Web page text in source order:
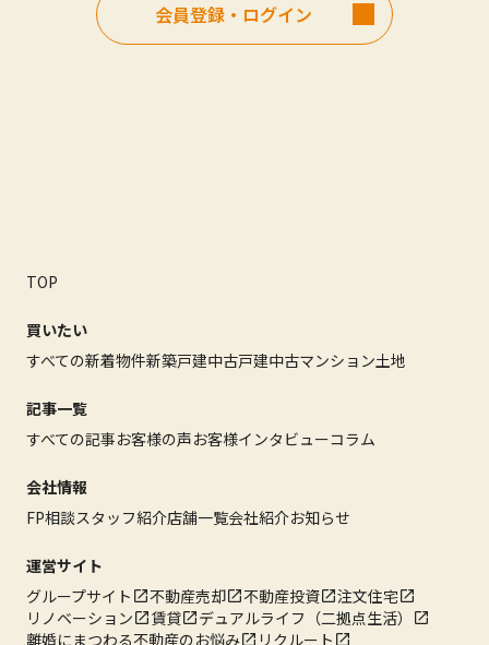
会員登録・ログイン
TOP
買いたい
すべての新着物件新築戸建中古戸建中古マンション土地
記事一覧
すべての記事お客様の声お客様インタビューコラム
会社情報
FP相談スタッフ紹介店舗一覧会社紹介お知らせ
運営サイト
グループサイト
不動産売却 不動産投資
注文住宅
リノベーション
賃貸
デュアルライフ（二拠点生活）
離婚にまつわる不動産のお悩み
リクルート